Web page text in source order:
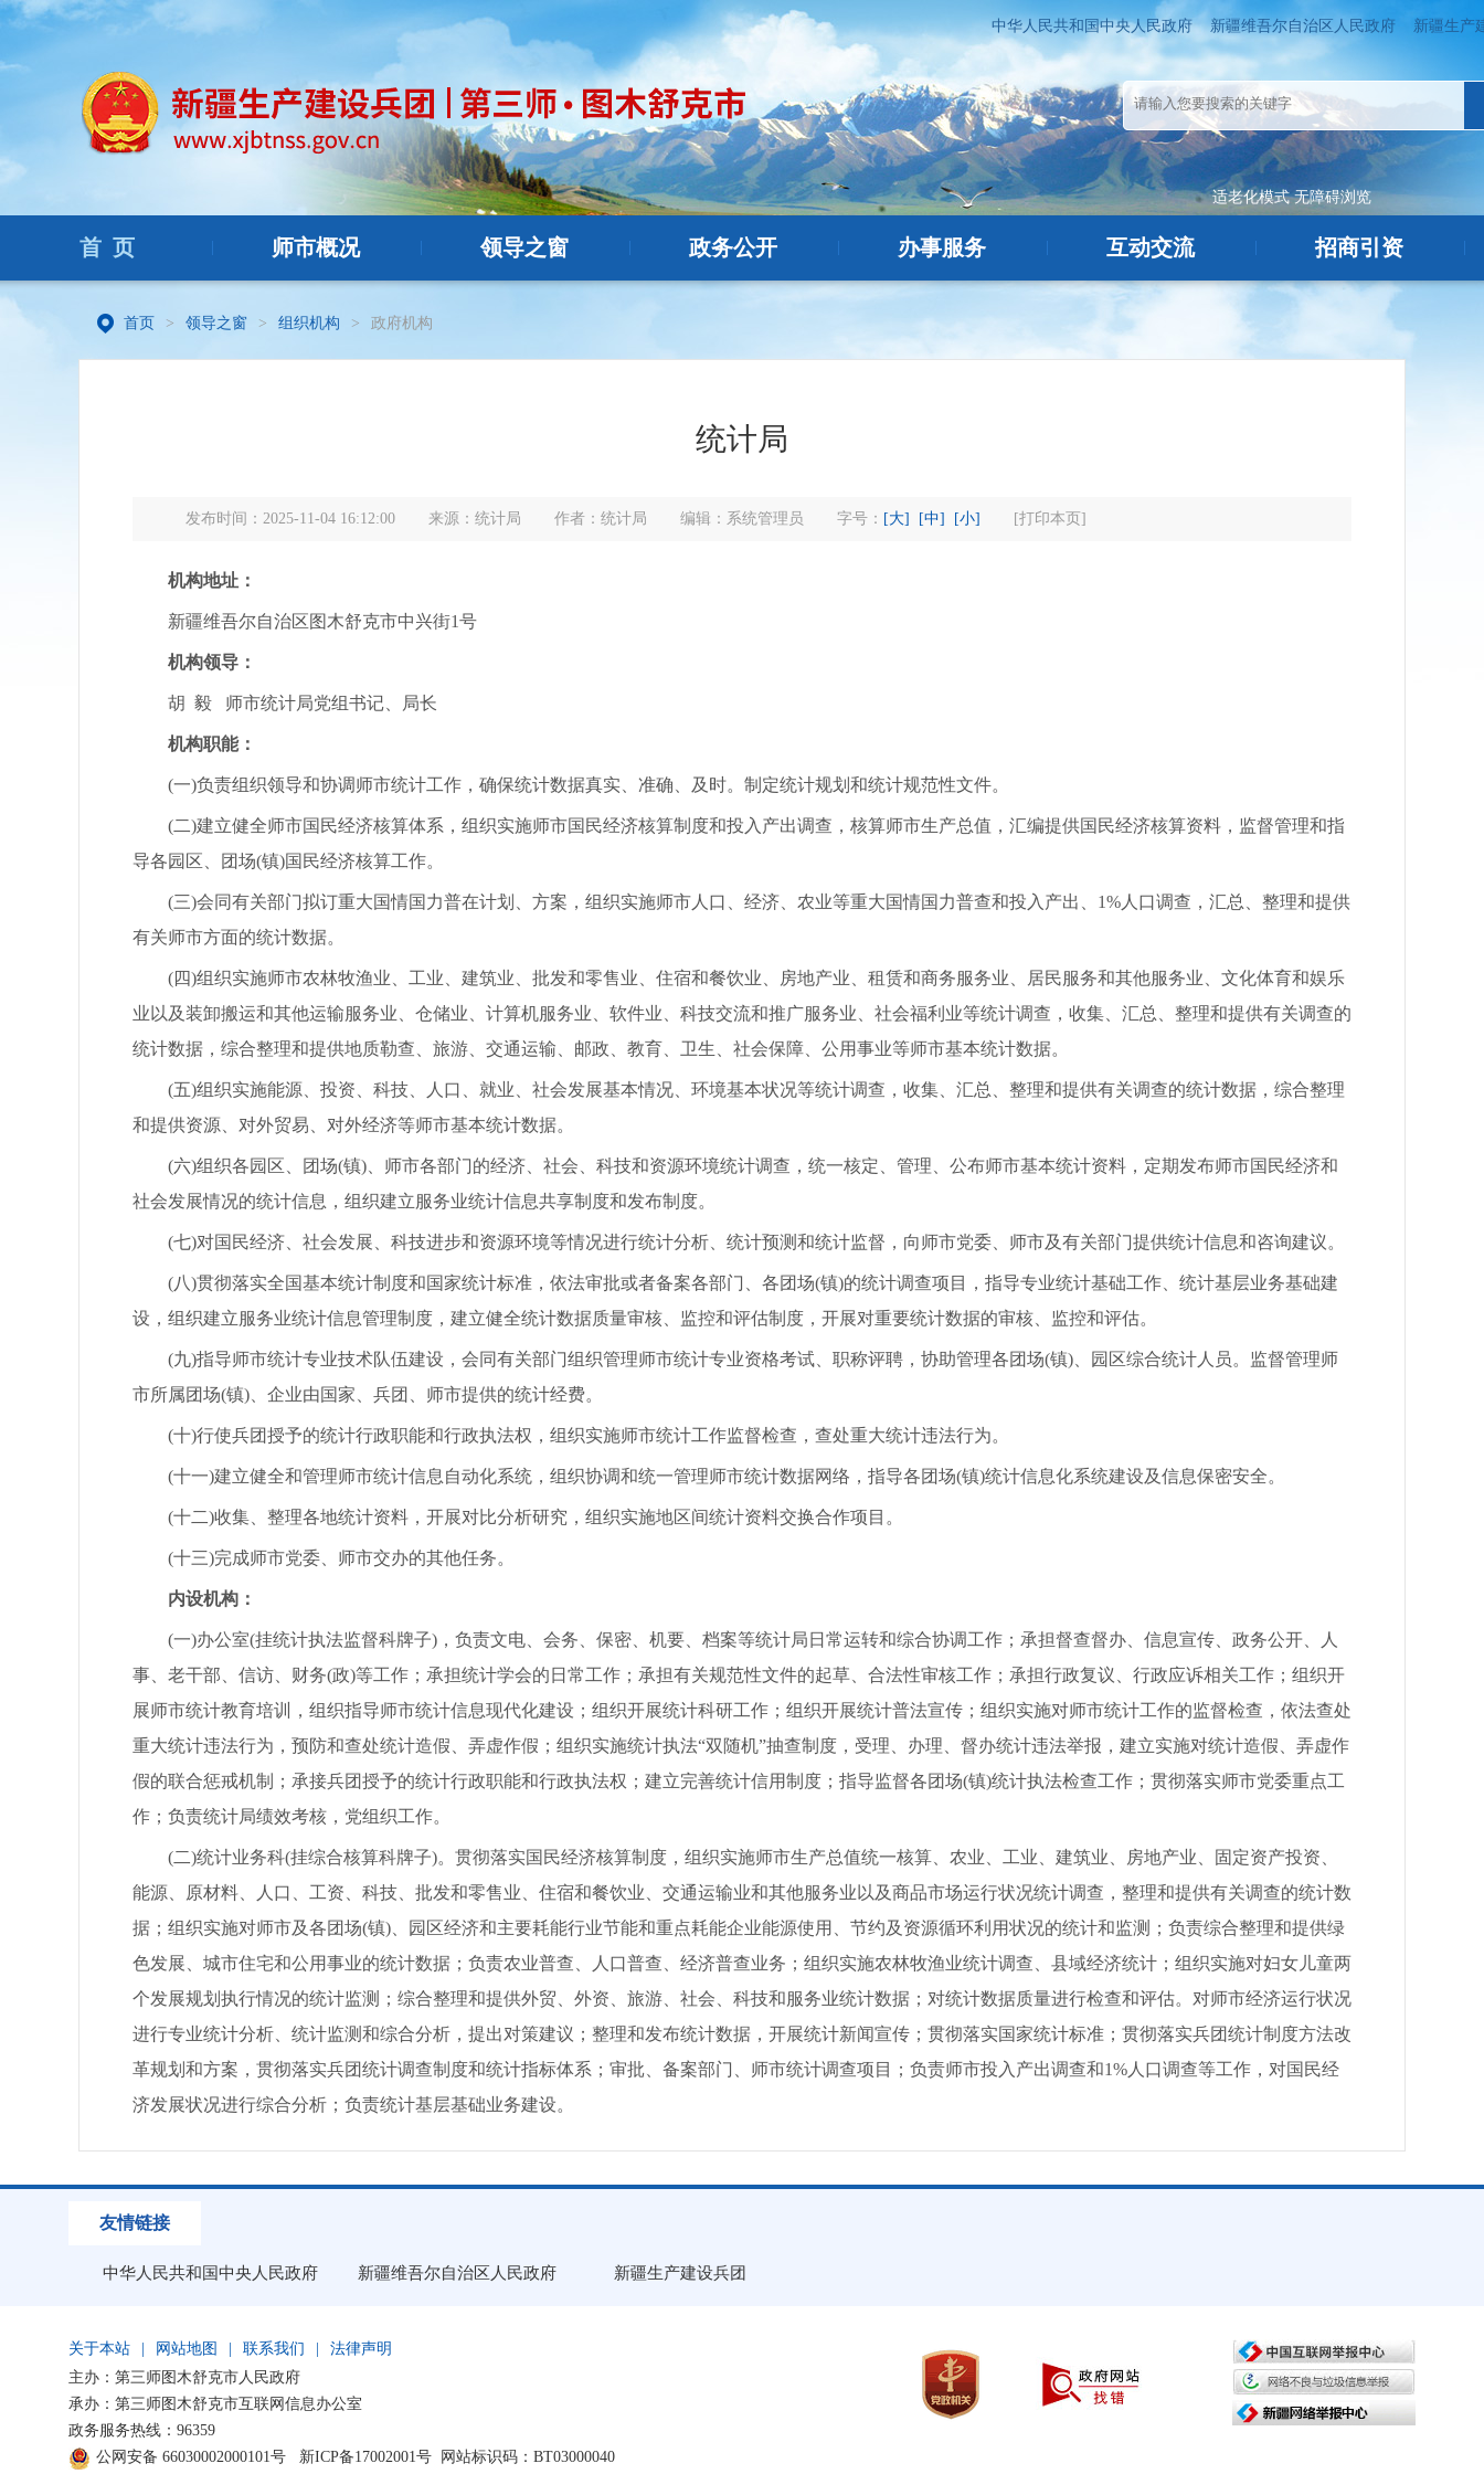
中华人民共和国中央人民政府 新疆维吾尔自治区人民政府 新疆生产
适老化模式 无障碍浏览
首 页 师市概况 领导之窗 政务公开 办事服务 互动交流 招商引资
首页 > 领导之窗 > 组织机构 > 政府机构
统计局
发布时间：2025-11-04 16:12:00 来源：统计局 作者：统计局 编辑：系统管理员 字号： [大] [中] [小] [打印本页]
机构地址：
新疆维吾尔自治区图木舒克市中兴街1号
机构领导：
胡 毅 师市统计局党组书记、局长
机构职能：
(一)负责组织领导和协调师市统计工作，确保统计数据真实、准确、及时。制定统计规划和统计规范性文件。
(二)建立健全师市国民经济核算体系，组织实施师市国民经济核算制度和投入产出调查，核算师市生产总值，汇编提供国民经济核算资料，监督管理和指
导各园区、团场(镇)国民经济核算工作。
(三)会同有关部门拟订重大国情国力普在计划、方案，组织实施师市人口、经济、农业等重大国情国力普查和投入产出、1%人口调查，汇总、整理和提供
有关师市方面的统计数据。
(四)组织实施师市农林牧渔业、工业、建筑业、批发和零售业、住宿和餐饮业、房地产业、租赁和商务服务业、居民服务和其他服务业、文化体育和娱乐
业以及装卸搬运和其他运输服务业、仓储业、计算机服务业、软件业、科技交流和推广服务业、社会福利业等统计调查，收集、汇总、整理和提供有关调查的
统计数据，综合整理和提供地质勒查、旅游、交通运输、邮政、教育、卫生、社会保障、公用事业等师市基本统计数据。
(五)组织实施能源、投资、科技、人口、就业、社会发展基本情况、环境基本状况等统计调查，收集、汇总、整理和提供有关调查的统计数据，综合整理
和提供资源、对外贸易、对外经济等师市基本统计数据。
(六)组织各园区、团场(镇)、师市各部门的经济、社会、科技和资源环境统计调查，统一核定、管理、公布师市基本统计资料，定期发布师市国民经济和
社会发展情况的统计信息，组织建立服务业统计信息共享制度和发布制度。
(七)对国民经济、社会发展、科技进步和资源环境等情况进行统计分析、统计预测和统计监督，向师市党委、师市及有关部门提供统计信息和咨询建议。
(八)贯彻落实全国基本统计制度和国家统计标准，依法审批或者备案各部门、各团场(镇)的统计调查项目，指导专业统计基础工作、统计基层业务基础建
设，组织建立服务业统计信息管理制度，建立健全统计数据质量审核、监控和评估制度，开展对重要统计数据的审核、监控和评估。
(九)指导师市统计专业技术队伍建设，会同有关部门组织管理师市统计专业资格考试、职称评聘，协助管理各团场(镇)、园区综合统计人员。监督管理师
市所属团场(镇)、企业由国家、兵团、师市提供的统计经费。
(十)行使兵团授予的统计行政职能和行政执法权，组织实施师市统计工作监督检查，查处重大统计违法行为。
(十一)建立健全和管理师市统计信息自动化系统，组织协调和统一管理师市统计数据网络，指导各团场(镇)统计信息化系统建设及信息保密安全。
(十二)收集、整理各地统计资料，开展对比分析研究，组织实施地区间统计资料交换合作项目。
(十三)完成师市党委、师市交办的其他任务。
内设机构：
(一)办公室(挂统计执法监督科牌子)，负责文电、会务、保密、机要、档案等统计局日常运转和综合协调工作；承担督查督办、信息宣传、政务公开、人
事、老干部、信访、财务(政)等工作；承担统计学会的日常工作；承担有关规范性文件的起草、合法性审核工作；承担行政复议、行政应诉相关工作；组织开
展师市统计教育培训，组织指导师市统计信息现代化建设；组织开展统计科研工作；组织开展统计普法宣传；组织实施对师市统计工作的监督检查，依法查处
重大统计违法行为，预防和查处统计造假、弄虚作假；组织实施统计执法“双随机”抽查制度，受理、办理、督办统计违法举报，建立实施对统计造假、弄虚作
假的联合惩戒机制；承接兵团授予的统计行政职能和行政执法权；建立完善统计信用制度；指导监督各团场(镇)统计执法检查工作；贯彻落实师市党委重点工
作；负责统计局绩效考核，党组织工作。
(二)统计业务科(挂综合核算科牌子)。贯彻落实国民经济核算制度，组织实施师市生产总值统一核算、农业、工业、建筑业、房地产业、固定资产投资、
能源、原材料、人口、工资、科技、批发和零售业、住宿和餐饮业、交通运输业和其他服务业以及商品市场运行状况统计调查，整理和提供有关调查的统计数
据；组织实施对师市及各团场(镇)、园区经济和主要耗能行业节能和重点耗能企业能源使用、节约及资源循环利用状况的统计和监测；负责综合整理和提供绿
色发展、城市住宅和公用事业的统计数据；负责农业普查、人口普查、经济普查业务；组织实施农林牧渔业统计调查、县域经济统计；组织实施对妇女儿童两
个发展规划执行情况的统计监测；综合整理和提供外贸、外资、旅游、社会、科技和服务业统计数据；对统计数据质量进行检查和评估。对师市经济运行状况
进行专业统计分析、统计监测和综合分析，提出对策建议；整理和发布统计数据，开展统计新闻宣传；贯彻落实国家统计标准；贯彻落实兵团统计制度方法改
革规划和方案，贯彻落实兵团统计调查制度和统计指标体系；审批、备案部门、师市统计调查项目；负责师市投入产出调查和1%人口调查等工作，对国民经
济发展状况进行综合分析；负责统计基层基础业务建设。
友情链接
中华人民共和国中央人民政府 新疆维吾尔自治区人民政府 新疆生产建设兵团
关于本站 网站地图 联系我们
法律声明
主办：第三师图木舒克市人民政府
承办：第三师图木舒克市互联网信息办公室
政务服务热线：96359
公网安备 66030002000101号
新ICP备17002001号 网站标识码：BT03000040